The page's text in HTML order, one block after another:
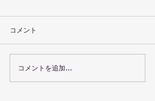
コメント
コメントを追加…